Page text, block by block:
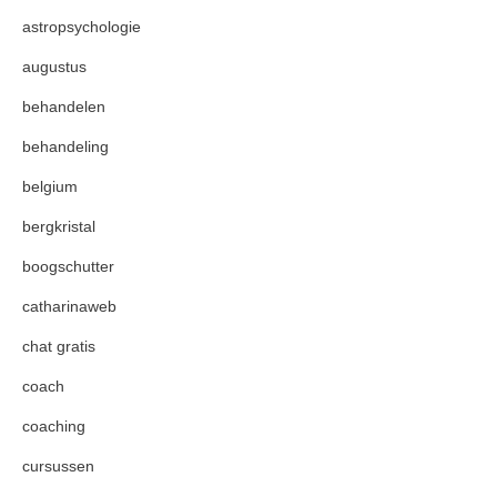
astropsychologie
augustus
behandelen
behandeling
belgium
bergkristal
boogschutter
catharinaweb
chat gratis
coach
coaching
cursussen